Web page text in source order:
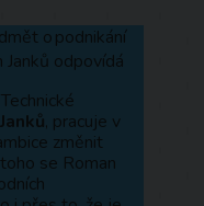
, pracuje v
změnit
se Roman